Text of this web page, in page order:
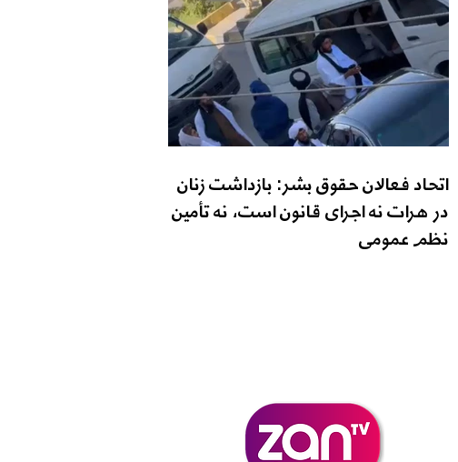
اتحاد فعالان حقوق بشر: بازداشت زنان
در هرات نه اجرای قانون است، نه تأمین
نظم عمومی